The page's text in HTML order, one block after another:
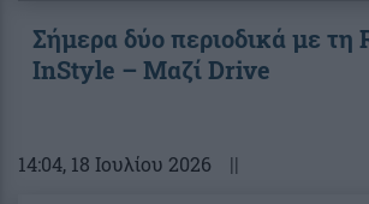
Σήμερα δύο περιοδικά με τη
InStyle – Μαζί Drive
14:04, 18 Ιουλίου 2026 ||